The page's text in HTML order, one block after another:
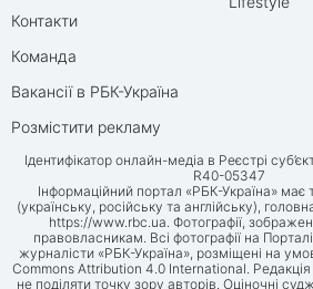
Контакти
Команда
Вакансії в РБК-Україна
Розмістити рекламу
Ідентифікатор онлайн-медіа в Реєстрі
R40-05347
Інформаційний портал «РБК-Україна» має
(українську, російську та англійську),
https://www.rbc.ua. Фотографії,
правовласникам. Всі фотографії на
журналісти «РБК-Україна», розміщені на
Commons Attribution 4.0 International.
не поділяти точку зору авторів. Оціночні